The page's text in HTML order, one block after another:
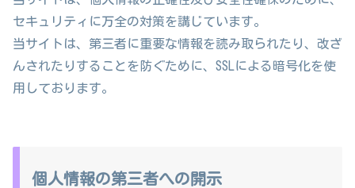
セキュリティに万全の対策を講じています。
当サイトは、第三者に重要な情報を読み取られたり、改ざ
んされたりすることを防ぐために、SSLによる暗号化を使
用しております。
個人情報の第三者への開示